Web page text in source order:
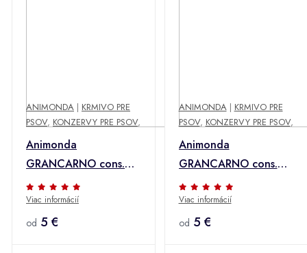
ANIMONDA | KRMIVO PRE
PSOV, KONZERVY PRE PSOV,
Animonda
GRANCARNO cons.
JUNIOR
hovädzie/prsné srdce
800g + Množstevná
Viac informácií
od 5 €
ANIMONDA| KRMIVO PRE
PSOV, KONZERVY PRE PSOV,
Animonda
GRANCARNO cons.
ADULT losos/špenát
800g + Množstevná
zľava
Viac informácií
od 5 €